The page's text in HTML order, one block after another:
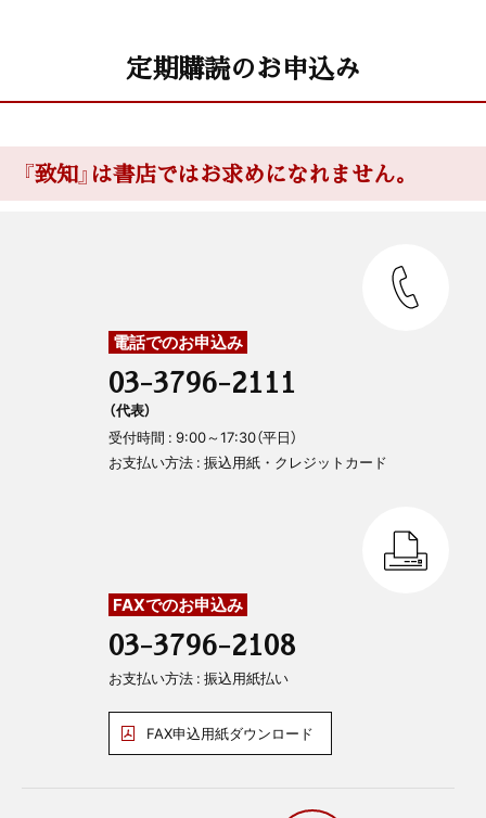
定期購読のお申込み
『致知』は書店ではお求めになれません。
電話でのお申込み
03-3796-2111
（代表）
受付時間 : 9:00～17:30（平日）
お支払い方法 : 振込用紙・クレジットカード
FAXでのお申込み
03-3796-2108
お支払い方法 : 振込用紙払い
FAX申込用紙ダウンロード